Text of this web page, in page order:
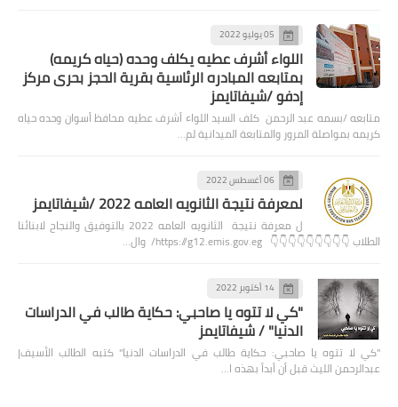
05 يوليو 2022
اللواء أشرف عطيه يكلف وحده (حياه كريمه)
بمتابعه المبادره الرئاسية بقرية الحجز بحرى مركز
إدفو /شيفاتايمز
متابعه /بسمه عبد الرحمن كلف السيد اللواء أشرف عطيه محافظ أسوان وحده حياه
كريمه بمواصلة المرور والمتابعة الميدانية لم…
06 أغسطس 2022
لمعرفة نتيجة الثانويه العامه 2022 /شيفاتايمز
ل معرفة نتيجة الثانويه العامه 2022 بالتوفيق والنجاح لابنائنا
الطلاب 👇👇👇👇👇👇👇👇👇 https://g12.emis.gov.eg/ وال…
14 أكتوبر 2022
"كي لا تتوه يا صاحبي: حكاية طالب في الدراسات
الدنيا" / شيفاتايمز
"كي لا تتوه يا صاحبي: حكاية طالب في الدراسات الدنيا" كتبه الطالب الأسيف|
عبدالرحمن الليث قبل أن أبدأ بهذه ا…